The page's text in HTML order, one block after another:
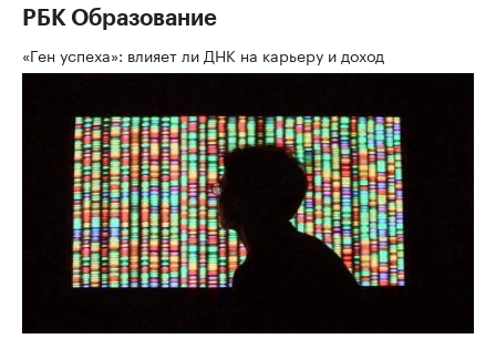
РБК Образование
«Ген успеха»: влияет ли ДНК на карьеру и доход